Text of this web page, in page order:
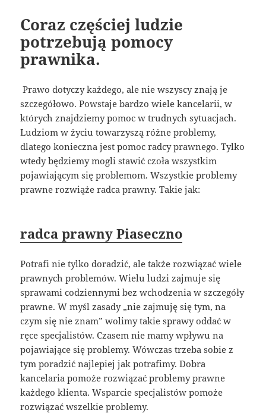
Coraz częściej ludzie
potrzebują pomocy
prawnika.
Prawo dotyczy każdego, ale nie wszyscy znają je
szczegółowo. Powstaje bardzo wiele kancelarii, w
których znajdziemy pomoc w trudnych sytuacjach.
Ludziom w życiu towarzyszą różne problemy,
dlatego konieczna jest pomoc radcy prawnego. Tylko
wtedy będziemy mogli stawić czoła wszystkim
pojawiającym się problemom. Wszystkie problemy
prawne rozwiąże radca prawny. Takie jak:
radca prawny Piaseczno
Potrafi nie tylko doradzić, ale także rozwiązać wiele
prawnych problemów. Wielu ludzi zajmuje się
sprawami codziennymi bez wchodzenia w szczegóły
prawne. W myśl zasady „nie zajmuję się tym, na
czym się nie znam” wolimy takie sprawy oddać w
ręce specjalistów. Czasem nie mamy wpływu na
pojawiające się problemy. Wówczas trzeba sobie z
tym poradzić najlepiej jak potrafimy. Dobra
kancelaria pomoże rozwiązać problemy prawne
każdego klienta. Wsparcie specjalistów pomoże
rozwiązać wszelkie problemy.